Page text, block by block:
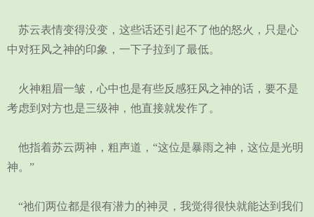
苏云表情变得没变，这些话还引起不了他的怒火，只是心
中对狂风之神的印象，一下子拉到了最低。
火神粗眉一皱，心中也是有些反感狂风之神的话，要不是
考虑到对方也是三级神，他直接就发作了。
他指着苏云两神，粗声道，“这位是暴雨之神，这位是光明
神。”
“祂们两位都是很有潜力的神灵，我觉得很快就能达到我们